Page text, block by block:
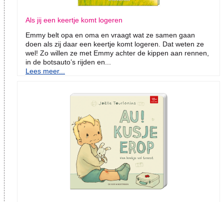
Als jij een keertje komt logeren
Emmy belt opa en oma en vraagt wat ze samen gaan
doen als zij daar een keertje komt logeren. Dat weten ze
wel! Zo willen ze met Emmy achter de kippen aan rennen,
in de botsauto’s rijden en...
Lees meer...